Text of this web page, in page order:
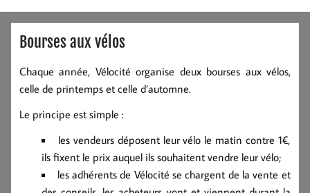
Bourses aux vélos
Chaque année, Vélocité organise deux bourses aux vélos,
celle de printemps et celle d’automne.
Le principe est simple :
les vendeurs déposent leur vélo le matin contre 1€,
ils fixent le prix auquel ils souhaitent vendre leur vélo;
les adhérents de Vélocité se chargent de la vente et